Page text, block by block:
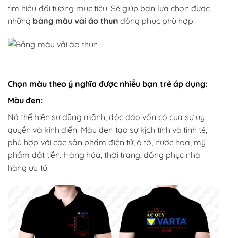
tìm hiểu đối tượng mục tiêu. Sẽ giúp bạn lựa chọn được
những bảng màu vải áo thun đồng phục phù hợp.
Chọn màu theo ý nghĩa được nhiều bạn trẻ áp dụng:
Màu đen:
Nó thể hiện sự dũng mãnh, độc đáo vốn có của sự uy
quyền và kinh điển. Màu đen tạo sự kịch tính và tinh tế,
phù hợp với các sản phẩm điện tử, ô tô, nước hoa, mỹ
phẩm đắt tiền. Hàng hóa, thời trang, đồng phục nhà
hàng ưu tú.